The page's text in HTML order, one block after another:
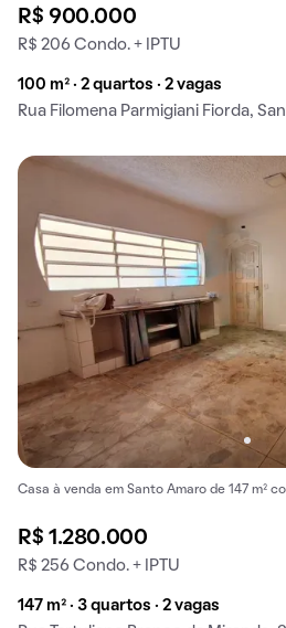
R$ 900.000
R$ 206 Condo. + IPTU
100 m² · 2 quartos · 2 vagas
Rua Filomena Parmigiani Fiorda,
Casa à venda em Santo Amaro de 147 m²
R$ 1.280.000
R$ 256 Condo. + IPTU
147 m² · 3 quartos · 2 vagas